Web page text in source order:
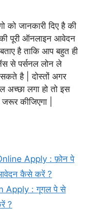
जानकारी दिए है की
पूरी ऑनलाइन आवेदन
है ताकि आप बहुत ही
से पर्सनल लोन ले
है | दोस्तों अगर
लगा हो तो इस
कीजिएगा |
Apply : फ़ोन पे
कैसे करें ?
Apply : गूगल पे से
?